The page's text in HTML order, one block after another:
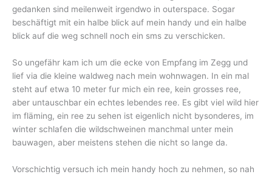
gedanken sind meilenweit irgendwo in outerspace. Sogar
beschäftigt mit ein halbe blick auf mein handy und ein halbe
blick auf die weg schnell noch ein sms zu verschicken.
So ungefähr kam ich um die ecke von Empfang im Zegg und
lief via die kleine waldweg nach mein wohnwagen. In ein mal
steht auf etwa 10 meter fur mich ein ree, kein grosses ree,
aber untauschbar ein echtes lebendes ree. Es gibt viel wild hier
im fläming, ein ree zu sehen ist eigenlich nicht bysonderes, im
winter schlafen die wildschweinen manchmal unter mein
bauwagen, aber meistens stehen die nicht so lange da.
Vorschichtig versuch ich mein handy hoch zu nehmen, so nah